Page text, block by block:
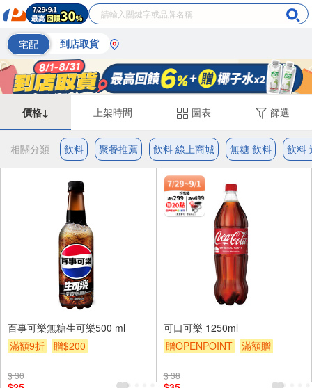
宅配 到店取貨
價格↓ 上架時間 圖表 篩選
相關分類 飲料 聚餐推薦 飲料 線上商城 無糖 飲料 飲料
百事可樂無糖生可樂500 ml
滿額9折
贈$200
$ 30
可口可樂 1250ml
贈OPENPOINT
滿額贈
$ 38